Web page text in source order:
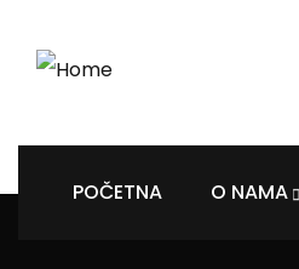
POČETNA O NAMA